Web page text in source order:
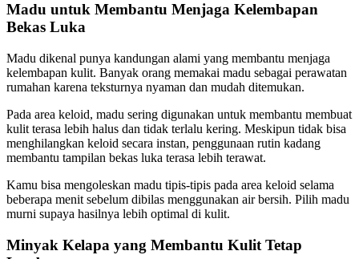
Madu untuk Membantu Menjaga Kelembapan
Bekas Luka
Madu dikenal punya kandungan alami yang membantu menjaga
kelembapan kulit. Banyak orang memakai madu sebagai perawatan
rumahan karena teksturnya nyaman dan mudah ditemukan.
Pada area keloid, madu sering digunakan untuk membantu membuat
kulit terasa lebih halus dan tidak terlalu kering. Meskipun tidak bisa
menghilangkan keloid secara instan, penggunaan rutin kadang
membantu tampilan bekas luka terasa lebih terawat.
Kamu bisa mengoleskan madu tipis-tipis pada area keloid selama
beberapa menit sebelum dibilas menggunakan air bersih. Pilih madu
murni supaya hasilnya lebih optimal di kulit.
Minyak Kelapa yang Membantu Kulit Tetap